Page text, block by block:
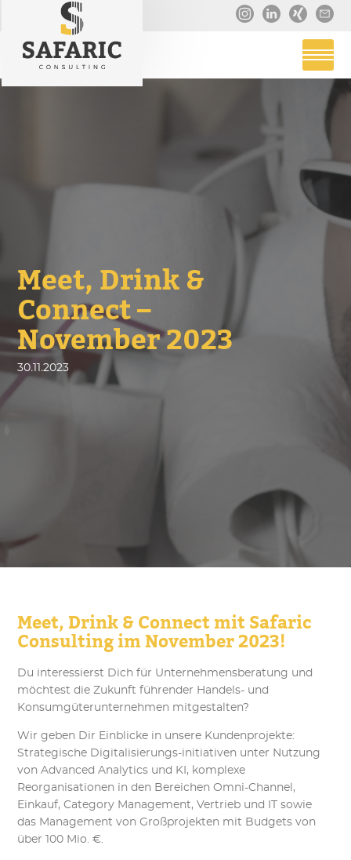
Meet, Drink &
Connect –
November 2023
30.11 .2023
Meet, Drink & Connect mit Safaric
Consulting im November 2023!
Du interessierst Dich für Unternehmensberatung und
möchtest die Zukunft führender Handels- und
Konsumgüterunternehmen mitgestalten?
Wir geben Dir Einblicke in unsere Kundenprojekte:
Strategische Digitalisierungs-initiativen unter Nutzung
von Advanced Analytics und KI, komplexe
Reorganisationen in den Bereichen Omni-Channel,
Einkauf, Category Management, Vertrieb und IT sowie
das Management von Großprojekten mit Budgets von
über 100 Mio. €.